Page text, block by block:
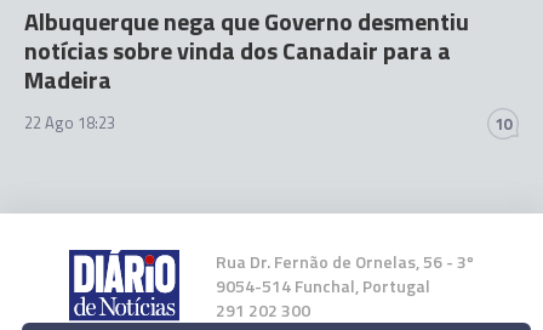
Albuquerque nega que Governo desmentiu
notícias sobre vinda dos Canadair para a
Madeira
22 Ago 18:23 10
Rua Dr. Fernão de Ornelas, 56 - 3º
9054-514 Funchal, Portugal
291 202 300